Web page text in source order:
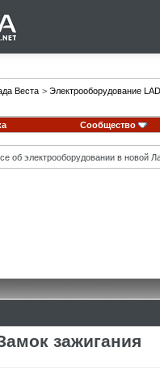
Веста > Электрооборудование
Сообщество
об электрооборудовании в новой
зажигания